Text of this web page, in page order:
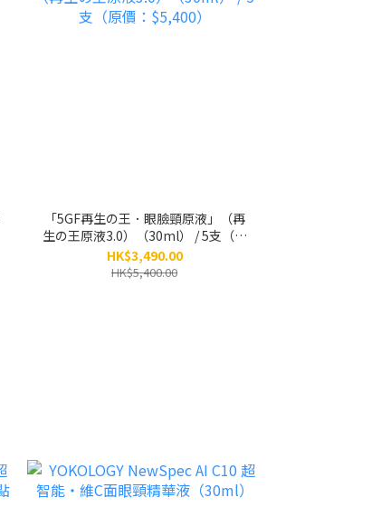
「5GF再生の王．眼臉頸原液」（再
生の王原液3.0）（30ml） / 5支（原
價：$5,400）
HK$3,490.00
HK$5,400.00